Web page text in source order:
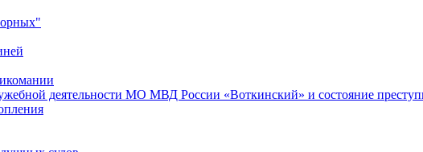
деятельности МО МВД России «Воткинский» и состояние